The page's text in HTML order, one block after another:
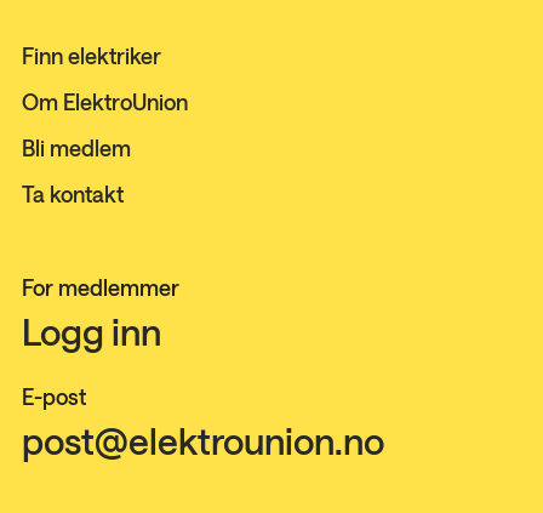
Finn elektriker
Om ElektroUnion
Bli medlem
Ta kontakt
For medlemmer
Logg inn
E-post
post@elektrounion.no